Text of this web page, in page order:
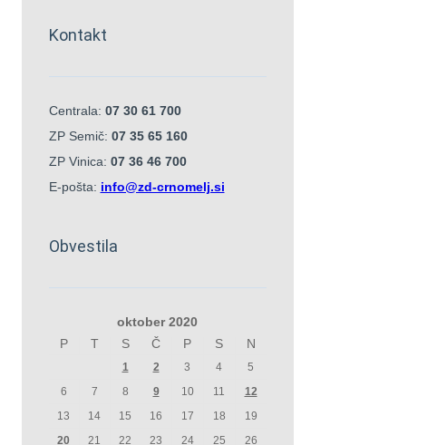
Kontakt
Centrala: 07 30 61 700
ZP Semič: 07 35 65 160
ZP Vinica: 07 36 46 700
E-pošta: info@zd-crnomelj.si
Obvestila
oktober 2020
P
T S Č P S N
1 2 3 4
5
6
7 8 9 10 11
12
13
14 15 16 17 18
19
20
21 22 23 24 25
26